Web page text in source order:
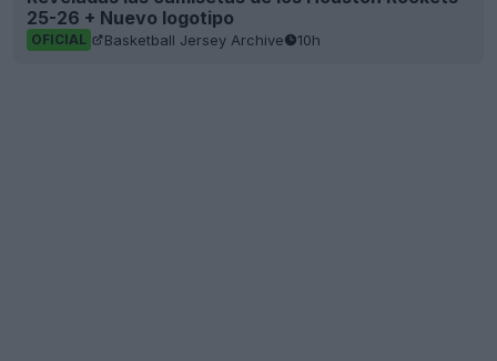
25-26 + Nuevo logotipo
OFICIAL Basketball Jersey Archive 10h